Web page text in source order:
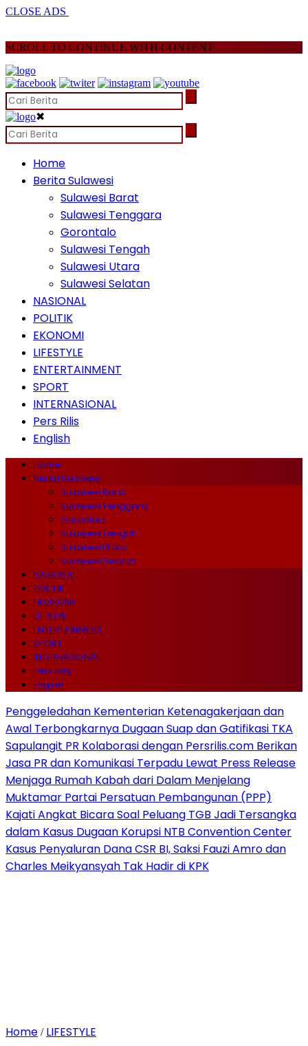
CLOSE ADS
SCROLL TO CONTINUE WITH CONTENT
✖
Home
Berita Sulawesi
Sulawesi Barat
Sulawesi Tenggara
Gorontalo
Sulawesi Tengah
Sulawesi Utara
Sulawesi Selatan
NASIONAL
POLITIK
EKONOMI
LIFESTYLE
ENTERTAINMENT
SPORT
INTERNASIONAL
Pers Rilis
English
Home
Berita Sulawesi
Sulawesi Barat
Sulawesi Tenggara
Gorontalo
Sulawesi Tengah
Sulawesi Utara
Sulawesi Selatan
NASIONAL
POLITIK
EKONOMI
LIFESTYLE
ENTERTAINMENT
SPORT
INTERNASIONAL
Pers Rilis
English
Penggeledahan Kementerian Ketenagakerjaan dan
Awal Terbongkarnya Dugaan Suap dan Gatifikasi TKA
Sapulangit PR Kolaborasi dengan Persrilis.com Berikan
Jasa PR dan Komunikasi Terpadu Lewat Press Release
Menjaga Rumah Kabah dari Dalam Menjelang
Muktamar Partai Persatuan Pembangunan (PPP)
Kajati Angkat Bicara Soal Peluang TGB Jadi Tersangka
dalam Kasus Dugaan Korupsi NTB Convention Center
Kasus Penyaluran Dana CSR BI, Saksi Fauzi Amro dan
Charles Meikyansyah Tak Hadir di KPK
Home / LIFESTYLE